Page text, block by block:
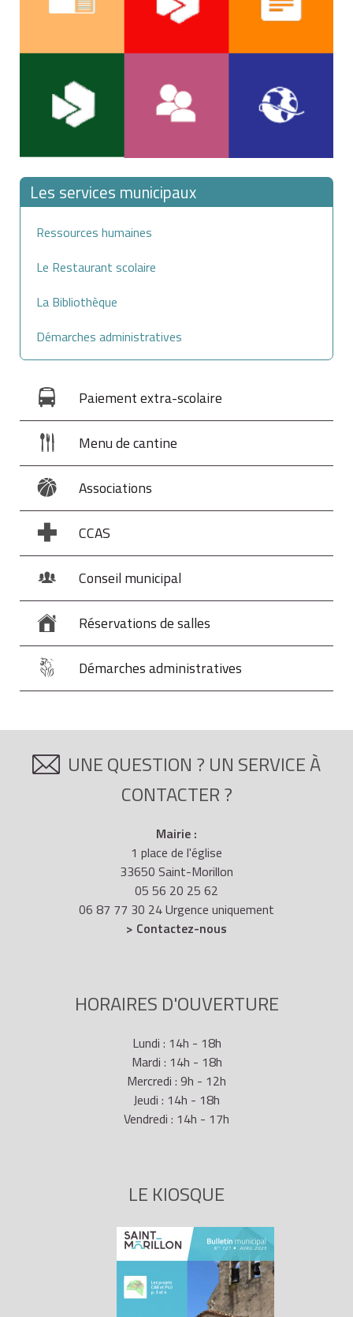
Les services municipaux
Ressources humaines
Le Restaurant scolaire
La Bibliothèque
Démarches administratives
Paiement extra-scolaire
Menu de cantine
Associations
CCAS
Conseil municipal
Réservations de salles
Démarches administratives
UNE QUESTION ? UN SERVICE À
CONTACTER ?
Mairie :
1 place de l'église
33650 Saint-Morillon
05 56 20 25 62
06 87 77 30 24 Urgence uniquement
> Contactez-nous
HORAIRES D'OUVERTURE
Lundi : 14h - 18h
Mardi : 14h - 18h
Mercredi : 9h - 12h
Jeudi : 14h - 18h
Vendredi : 14h - 17h
LE KIOSQUE